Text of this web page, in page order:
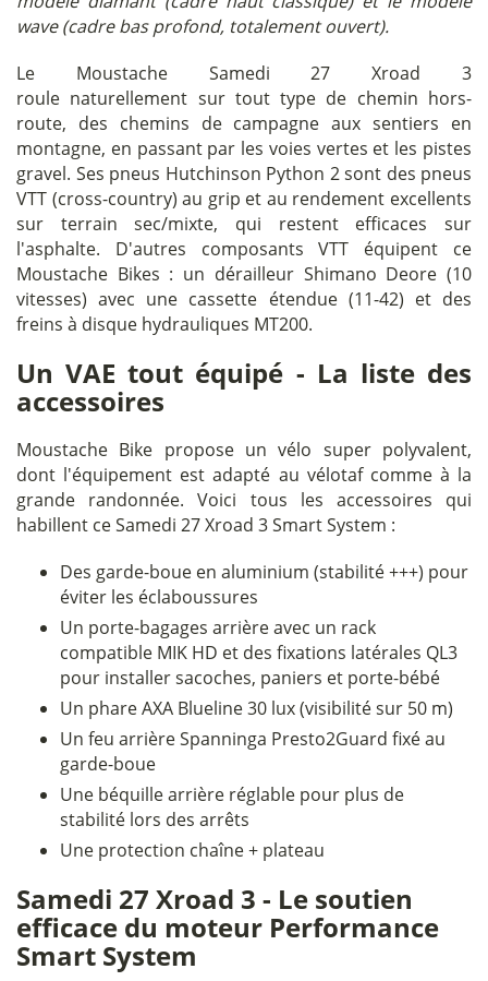
wave (cadre bas profond, totalement ouvert).
Le Moustache Samedi 27 Xroad 3
roule naturellement sur tout type de chemin hors-
route, des chemins de campagne aux sentiers en
montagne, en passant par les voies vertes et les pistes
gravel. Ses pneus Hutchinson Python 2 sont des pneus
VTT (cross-country) au grip et au rendement excellents
sur terrain sec/mixte, qui restent efficaces sur
l'asphalte. D'autres composants VTT équipent ce
Moustache Bikes : un dérailleur Shimano Deore (10
vitesses) avec une cassette étendue (11-42) et des
freins à disque hydrauliques MT200.
Un VAE tout équipé - La liste des
accessoires
Moustache Bike propose un vélo super polyvalent,
dont l'équipement est adapté au vélotaf comme à la
grande randonnée. Voici tous les accessoires qui
habillent ce Samedi 27 Xroad 3 Smart System :
Des garde-boue en aluminium (stabilité +++) pour
éviter les éclaboussures
Un porte-bagages arrière avec un rack
compatible MIK HD et des fixations latérales QL3
pour installer sacoches, paniers et porte-bébé
Un phare AXA Blueline 30 lux (visibilité sur 50 m)
Un feu arrière Spanninga Presto2Guard fixé au
garde-boue
Une béquille arrière réglable pour plus de
stabilité lors des arrêts
Une protection chaîne + plateau
Samedi 27 Xroad 3 - Le soutien
efficace du moteur Performance
Smart System